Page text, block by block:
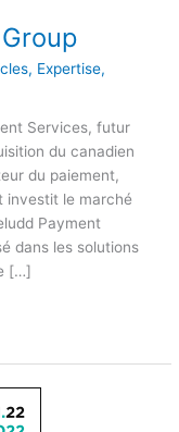
, Expertise,
Services, futur
du canadien
du paiement,
investit le marché
Payment
dans les solutions
[…]